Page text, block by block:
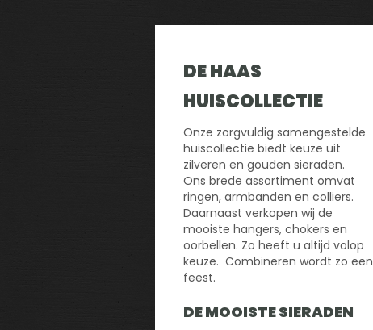
DE HAAS
HUISCOLLECTIE
Onze zorgvuldig samengestelde
huiscollectie biedt keuze uit
zilveren en gouden sieraden.
Ons brede assortiment omvat
ringen, armbanden en colliers.
Daarnaast verkopen wij de
mooiste hangers, chokers en
oorbellen. Zo heeft u altijd volop
keuze. Combineren wordt zo een
feest.
DE MOOISTE SIERADEN